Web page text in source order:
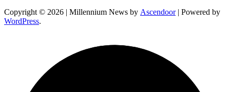
Copyright © 2026 | Millennium News by Ascendoor| Powered by
WordPress.